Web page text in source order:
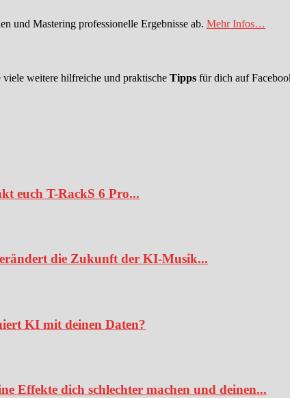
und Mastering professionelle Ergebnisse ab. Mehr Infos…
viele weitere hilfreiche und praktische Tipps für dich auf
euch T-RackS 6 Pro...
die Zukunft der KI-Musik...
KI mit deinen Daten?
Effekte dich schlechter machen und deinen...